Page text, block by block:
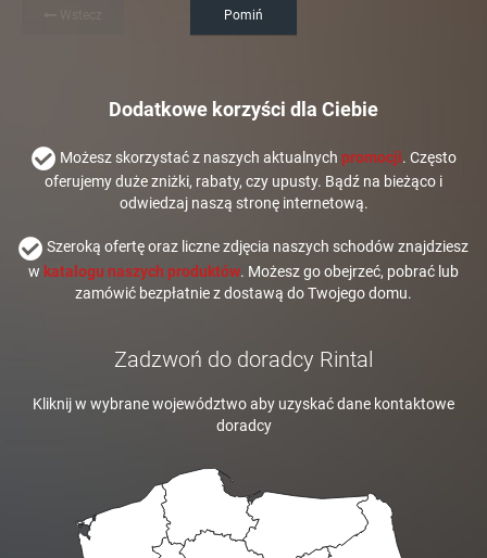
Pomiń
Dodatkowe korzyści dla Ciebie
Możesz skorzystać z naszych aktualnych promocji. Często
oferujemy duże zniżki, rabaty, czy upusty. Bądź na bieżąco i
odwiedzaj naszą stronę internetową.
Szeroką ofertę oraz liczne zdjęcia naszych schodów znajdziesz
w katalogu naszych produktów. Możesz go obejrzeć, pobrać lub
zamówić bezpłatnie z dostawą do Twojego domu.
Zadzwoń do doradcy Rintal
Kliknij w wybrane województwo aby uzyskać dane kontaktowe
doradcy